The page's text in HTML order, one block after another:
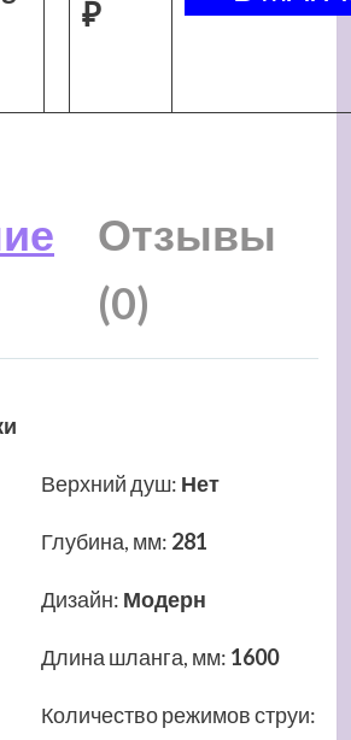
₽
Отзывы
(0)
Верхний душ: Нет
Глубина, мм: 281
Дизайн: Модерн
Длина шланга, мм: 1600
Количество режимов струи: